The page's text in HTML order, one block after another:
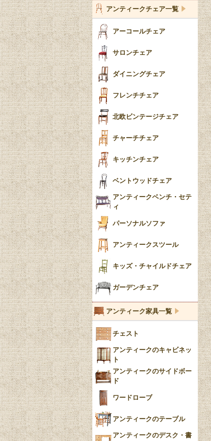
パーテーション・間
仕切り
ガーデンファニチャ
ー
ミラー
花瓶おしゃれ
陶器の人形
キャンドルホルダー
アールデコ
バルボスレッグ
ボビンターニング
ツイスト
トライポッド
バラスター
陶磁器の模様一覧
イマリ（IMARI）
ブルー＆ホワイト
ブルーウィローパターン
Blue）
YUAN
チンツ
クリノリン
アンティークチェア一覧
アーコールチェア
サロンチェア
ダイニングチェア
フレンチチェア
北欧ビンテージチェア
チャーチチェア
キッチンチェア
ベントウッドチェア
アンティークベンチ・セテ
ィ
パーソナルソファ
アンティークスツール
キッズ・チャイルドチェア
ガーデンチェア
アンティーク家具一覧
チェスト
アンティークのキャビネッ
ト
アンティークのサイドボー
ド
ワードローブ
アンティークのテーブル
アンティークのデスク・書